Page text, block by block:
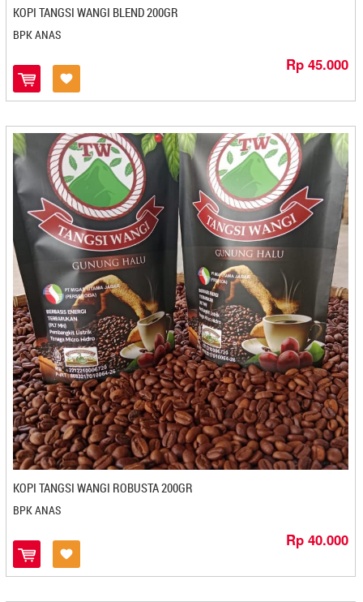
Solo
Stabat
Surabaya
Tangerang
Tanjung Pinang
Tarakan
Tasikmalaya
Tegal
Ternate
Tulungagung
Yogyakarta
Angkringan Jogja - Yogyakarta
Annisa Cake - Magelang
Arcia Oil - Pontianak
Arcial Oil - Pontianak
Arifah Jaya - Mojokerto
Aroma Snack - Cilegon
Arum Sari Jaya - Bandung
Ascake - Bontang
Aster Roti Ajwa - Mojokerto
Athifah - Kendari
Atmo Jamu - Magelang
Ayusta - Mojokerto
Bababandung - Bandung
Bagohah - Bandung
Bakpia 25 - Yogyakarta
Bakpia Binjai Ibu Aida - Stabat
Bakpia Citra - Yogyakarta
Bakpia Djava - Yogyakarta
Bakpia Gagah - Kediri
Bakpia Kedaton - Yogyakarta
Bakpia Kencana - Yogyakarta
Bakpia Kukus Tugu Jogja Titiko
Bakpia Kukus Tugu Jogja Titiko - Yogyakarta
Bakpia Kurniasari - Yogyakarta
Bakpia Madania - Yogyakarta
Bakpia Pathok Mutiara - Yogyakarta
Bakpia Patuk 75 - Yogyakarta
KOPI TANGSI WANGI BLEND 200GR
BPK ANAS
Rp 45.000
KOPI TANGSI WANGI ROBUSTA 200GR
BPK ANAS
Rp 40.000